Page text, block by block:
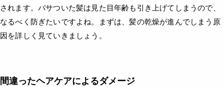
されます。パサついた髪は見た目年齢も引き上げてしまうので、
なるべく防ぎたいですよね。まずは、髪の乾燥が進んでしまう原
因を詳しく見ていきましょう。
間違ったヘアケアによるダメージ